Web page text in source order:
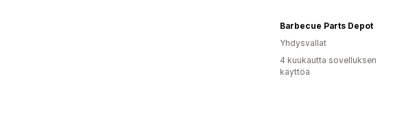
Barbecue Parts Depot
Yhdysvallat
4 kuukautta sovelluksen
käyttöä